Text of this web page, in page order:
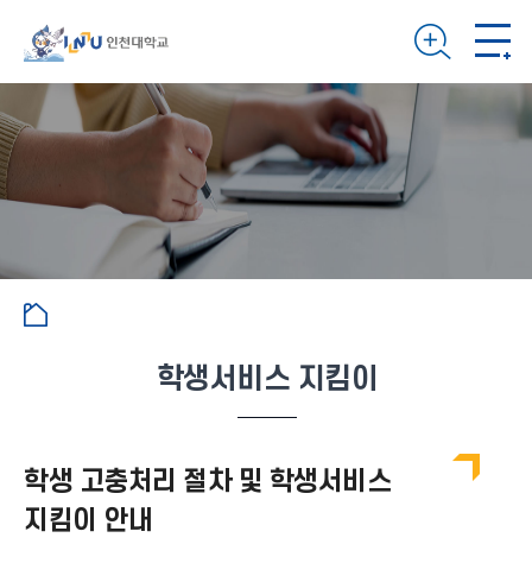
학생서비스 지킴이
학생 고충처리 절차 및 학생서비스
지킴이 안내